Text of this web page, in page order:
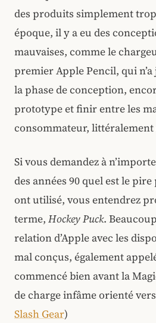
des produits simplement
époque, il y a eu des
mauvaises, comme le
premier Apple Pencil, qui
la phase de conception,
prototype et finir entre les
consommateur, littéralement
Si vous demandez à
des années 90 quel est le
ont utilisé, vous entendrez
terme, Hockey Puck.
relation d’Apple avec les
mal conçus, également
commencé bien avant la
de charge infâme orienté
Slash Gear)